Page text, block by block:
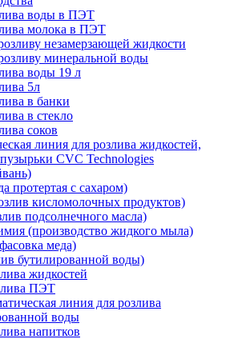
воды в ПЭТ
молока в ПЭТ
незамерзающей жидкости
минеральной воды
воды 19 л
5л
в банки
в стекло
соков
линия для розлива жидкостей,
CVC Technologies
протертая с сахаром)
кисломолочных продуктов)
подсолнечного масла)
(производство жидкого мыла)
меда)
бутилированной воды)
жидкостей
ПЭТ
линия для розлива
воды
напитков